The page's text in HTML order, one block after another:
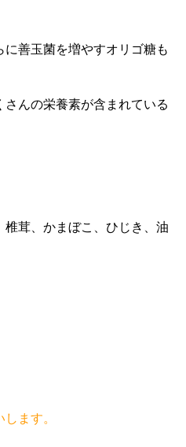
善玉菌を増やすオリゴ糖も
んの栄養素が含まれている
茸、かまぼこ、ひじき、油
ます。